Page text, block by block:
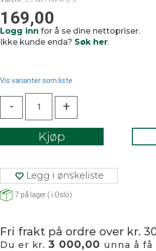
169,00
Logg inn for å se dine nettopriser.
Ikke kunde enda? Søk her.
Vis varianter som liste
- +
Kjøp
Legg i ønskeliste
7 på lager ( i Oslo)
Fri frakt på ordre over kr.
Du er kr. 3 000,00 unna å